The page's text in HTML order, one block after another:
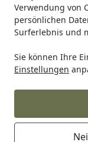
Verwendung von
persönlichen
Surferlebnis und
Sie können Ihre
Einstellungen
Karibu Pools
Startseite
SBS
SBS